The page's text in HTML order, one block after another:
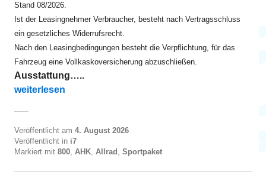
Stand 08/2026.
Ist der Leasingnehmer Verbraucher, besteht nach Vertragsschluss
ein gesetzliches Widerrufsrecht.
Nach den Leasingbedingungen besteht die Verpflichtung, für das
Fahrzeug eine Vollkaskoversicherung abzuschließen.
Ausstattung…..
„i7 xDrive60 ab EUR 820“
weiterlesen
Veröffentlicht am 4. August 2026
Veröffentlicht in i7
Markiert mit 800, AHK, Allrad , Sportpaket